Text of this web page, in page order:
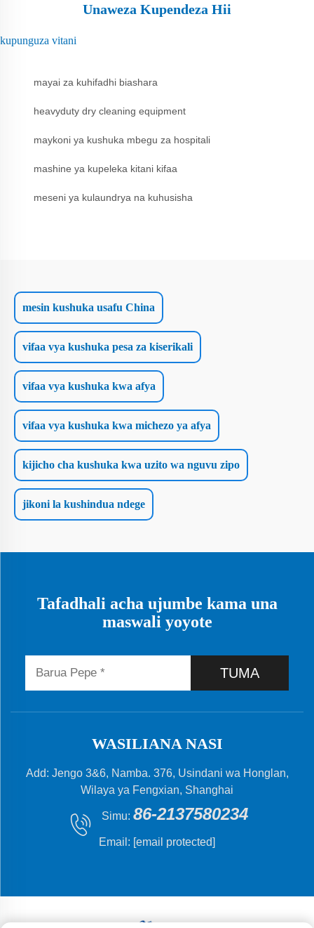
Unaweza Kupendeza Hii
kupunguza vitani
mayai za kuhifadhi biashara
heavyduty dry cleaning equipment
maykoni ya kushuka mbegu za hospitali
mashine ya kupeleka kitani kifaa
meseni ya kulaundrya na kuhusisha
mesin kushuka usafu China
vifaa vya kushuka pesa za kiserikali
vifaa vya kushuka kwa afya
vifaa vya kushuka kwa michezo ya afya
kijicho cha kushuka kwa uzito wa nguvu zipo
jikoni la kushindua ndege
Tafadhali acha ujumbe kama una
maswali yoyote
TUMA
WASILIANA NASI
Add: Jengo 3&6, Namba. 376, Usindani wa Honglan,
Wilaya ya Fengxian, Shanghai
Simu: 86-2137580234
Email: [email protected]